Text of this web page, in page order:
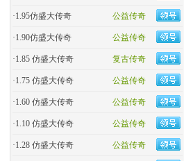
公益传奇
·1.95仿盛大传奇
公益传奇
·1.90仿盛大传奇
复古传奇
·1.85 仿盛大传奇
公益传奇
·1.75 仿盛大传奇
公益传奇
·1.60 仿盛大传奇
公益传奇
·1.10 仿盛大传奇
公益传奇
·1.28 仿盛大传奇